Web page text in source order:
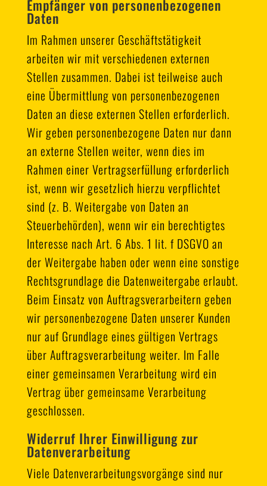
Empfänger von personenbezogenen
Daten
Im Rahmen unserer Geschäftstätigkeit
arbeiten wir mit verschiedenen externen
Stellen zusammen. Dabei ist teilweise auch
eine Übermittlung von personenbezogenen
Daten an diese externen Stellen erforderlich.
Wir geben personenbezogene Daten nur dann
an externe Stellen weiter, wenn dies im
Rahmen einer Vertragserfüllung erforderlich
ist, wenn wir gesetzlich hierzu verpflichtet
sind (z. B. Weitergabe von Daten an
Steuerbehörden), wenn wir ein berechtigtes
Interesse nach Art. 6 Abs. 1 lit. f DSGVO an
der Weitergabe haben oder wenn eine sonstige
Rechtsgrundlage die Datenweitergabe erlaubt.
Beim Einsatz von Auftragsverarbeitern geben
wir personenbezogene Daten unserer Kunden
nur auf Grundlage eines gültigen Vertrags
über Auftragsverarbeitung weiter. Im Falle
einer gemeinsamen Verarbeitung wird ein
Vertrag über gemeinsame Verarbeitung
geschlossen.
Widerruf Ihrer Einwilligung zur
Datenverarbeitung
Viele Datenverarbeitungsvorgänge sind nur